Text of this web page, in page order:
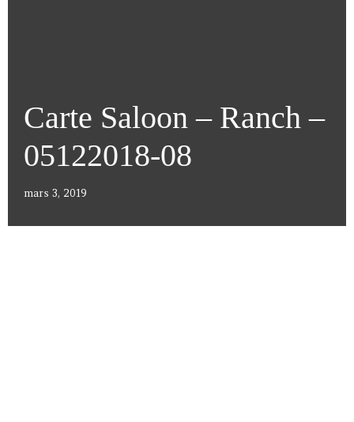
Carte Saloon – Ranch –
05122018-08
mars 3, 2019